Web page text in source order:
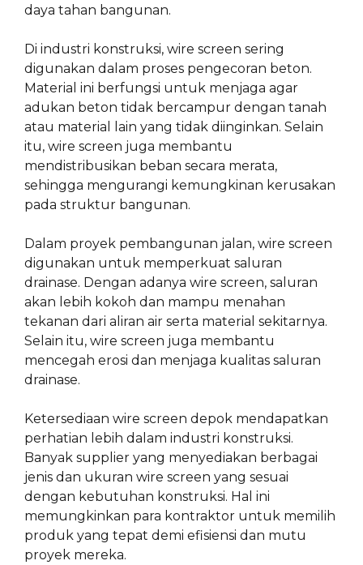
daya tahan bangunan.
Di industri konstruksi, wire screen sering
digunakan dalam proses pengecoran beton.
Material ini berfungsi untuk menjaga agar
adukan beton tidak bercampur dengan tanah
atau material lain yang tidak diinginkan. Selain
itu, wire screen juga membantu
mendistribusikan beban secara merata,
sehingga mengurangi kemungkinan kerusakan
pada struktur bangunan.
Dalam proyek pembangunan jalan, wire screen
digunakan untuk memperkuat saluran
drainase. Dengan adanya wire screen, saluran
akan lebih kokoh dan mampu menahan
tekanan dari aliran air serta material sekitarnya.
Selain itu, wire screen juga membantu
mencegah erosi dan menjaga kualitas saluran
drainase.
Ketersediaan wire screen depok mendapatkan
perhatian lebih dalam industri konstruksi.
Banyak supplier yang menyediakan berbagai
jenis dan ukuran wire screen yang sesuai
dengan kebutuhan konstruksi. Hal ini
memungkinkan para kontraktor untuk memilih
produk yang tepat demi efisiensi dan mutu
proyek mereka.